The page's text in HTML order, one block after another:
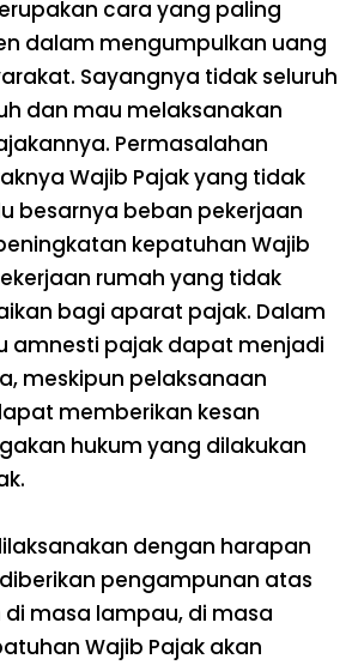
cara yang paling
dalam mengumpulkan uang
Sayangnya tidak seluruh
dan mau melaksanakan
Permasalahan
Wajib Pajak yang tidak
besarnya beban pekerjaan
kepatuhan Wajib
rumah yang tidak
bagi aparat pajak. Dalam
amnesti pajak dapat menjadi
meskipun pelaksanaan
memberikan kesan
hukum yang dilakukan
dengan harapan
pengampunan atas
masa lampau, di masa
Wajib Pajak akan